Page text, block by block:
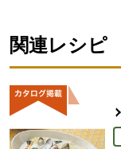
関連レシピ